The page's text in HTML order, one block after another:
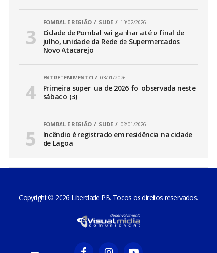
POMBAL E REGIÃO SLIDE 10/02/2026
Cidade de Pombal vai ganhar até o final de
julho, unidade da Rede de Supermercados
Novo Atacarejo
ENTRETENIMENTO 03/01/2026
Primeira super lua de 2026 foi observada neste
sábado (3)
POMBAL E REGIÃO SLIDE 02/01/2026
Incêndio é registrado em residência na cidade
de Lagoa
Copyright © 2026 Liberdade PB. Todos os direitos reservados.